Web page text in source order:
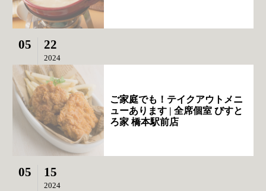
05 22
2024
ご家庭でも！テイクアウトメニ
ューあります | 全席個室 びすと
ろ家 橋本駅前店
05 15
2024